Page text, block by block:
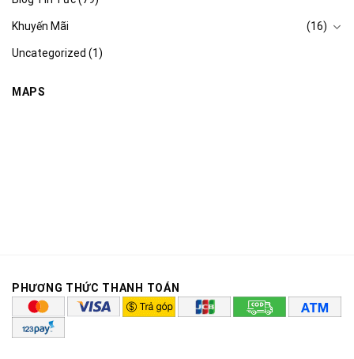
Khuyến Mãi (16)
Uncategorized (1)
MAPS
PHƯƠNG THỨC THANH TOÁN